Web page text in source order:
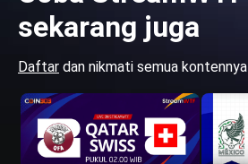
sekarang juga
Daftar dan nikmati semua kontennya